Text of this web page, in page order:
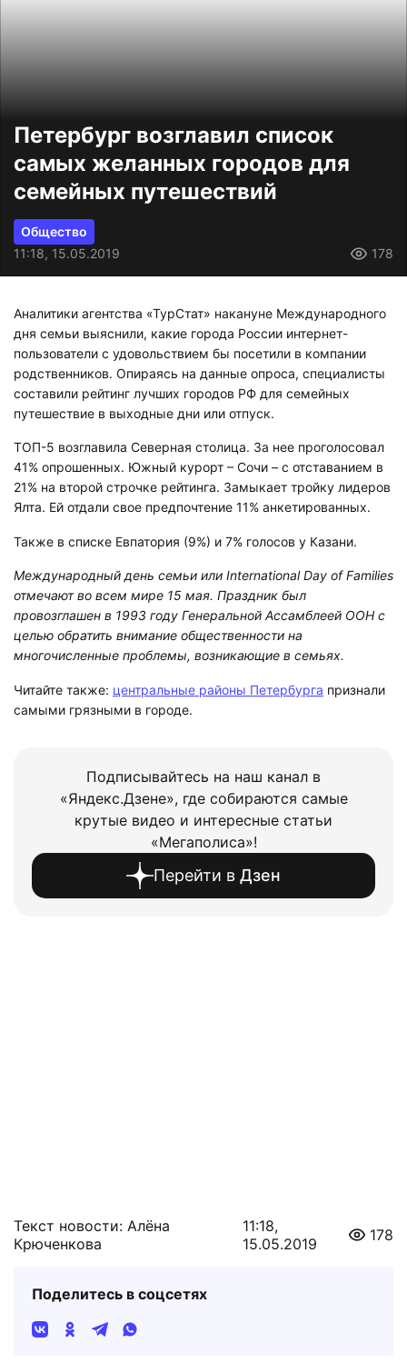
Петербург возглавил список
самых желанных городов для
семейных путешествий
Общество
11:18, 15.05.2019
178
Аналитики агентства «ТурСтат» накануне Международного
дня семьи выяснили, какие города России интернет-
пользователи с удовольствием бы посетили в компании
родственников. Опираясь на данные опроса, специалисты
составили рейтинг лучших городов РФ для семейных
путешествие в выходные дни или отпуск.
ТОП-5 возглавила Северная столица. За нее проголосовал
41% опрошенных. Южный курорт – Сочи – с отставанием в
21% на второй строчке рейтинга. Замыкает тройку лидеров
Ялта. Ей отдали свое предпочтение 11% анкетированных.
Также в списке Евпатория (9%) и 7% голосов у Казани.
Международный день семьи или International Day of Families
отмечают во всем мире 15 мая. Праздник был
провозглашен в 1993 году Генеральной Ассамблеей ООН с
целью обратить внимание общественности на
многочисленные проблемы, возникающие в семьях.
Читайте также: центральные районы Петербурга признали
самыми грязными в городе.
Подписывайтесь на наш канал в
«Яндекс.Дзене», где собираются самые
крутые видео и интересные статьи
«Мегаполиса»!
Перейти в Дзен
Текст новости: Алёна
Крюченкова
11:18,
15.05.2019
178
Поделитесь в соцсетях